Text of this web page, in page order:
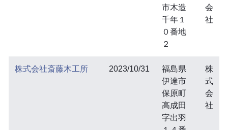
市木造
千年１
０番地
２
会
社
株式会社斎藤木工所 2023/10/31
福島県
伊達市
保原町
高成田
字出羽
株
式
会
社